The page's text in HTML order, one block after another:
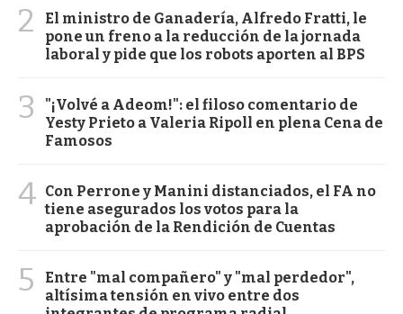
2
El ministro de Ganadería, Alfredo Fratti, le
pone un freno a la reducción de la jornada
laboral y pide que los robots aporten al BPS
3
"¡Volvé a Adeom!": el filoso comentario de
Yesty Prieto a Valeria Ripoll en plena Cena de
Famosos
4 Con Perrone y Manini distanciados, el FA no
tiene asegurados los votos para la
aprobación de la Rendición de Cuentas
5
Entre "mal compañero" y "mal perdedor",
altísima tensión en vivo entre dos